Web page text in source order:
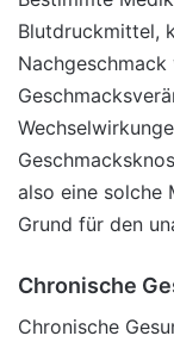
Blutdruckmittel,
Nachgeschmack
also eine solche
Grund für den
Chronische
Chronische